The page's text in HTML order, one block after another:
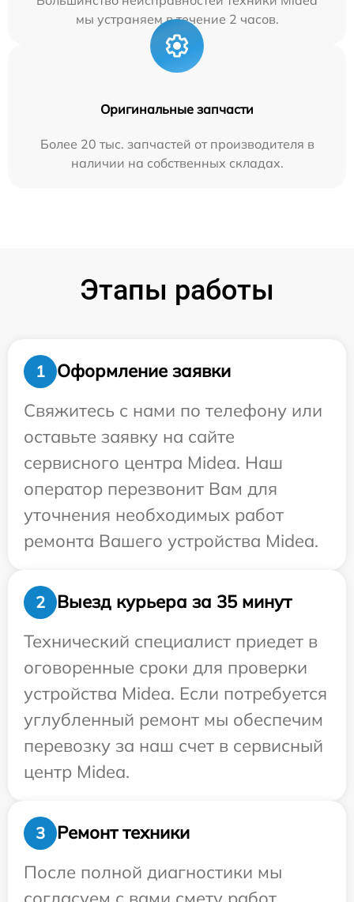
мы устраняем в течение 2 часов.
Оригинальные запчасти
Более 20 тыс. запчастей от производителя в
наличии на собственных складах.
Этапы работы
1
Оформление заявки
Свяжитесь с нами по телефону или
оставьте заявку на сайте
сервисного центра Midea. Наш
оператор перезвонит Вам для
уточнения необходимых работ
ремонта Вашего устройства Midea.
2
Выезд курьера за 35 минут
Технический специалист приедет в
оговоренные сроки для проверки
устройства Midea. Если потребуется
углубленный ремонт мы обеспечим
перевозку за наш счет в сервисный
центр Midea.
3
Ремонт техники
После полной диагностики мы